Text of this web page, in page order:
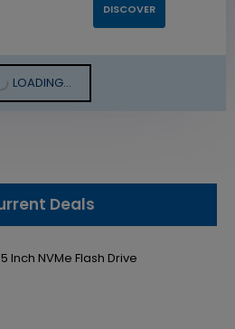
DISCOVER
LOADING...
Deals
Inch NVMe Flash Drive